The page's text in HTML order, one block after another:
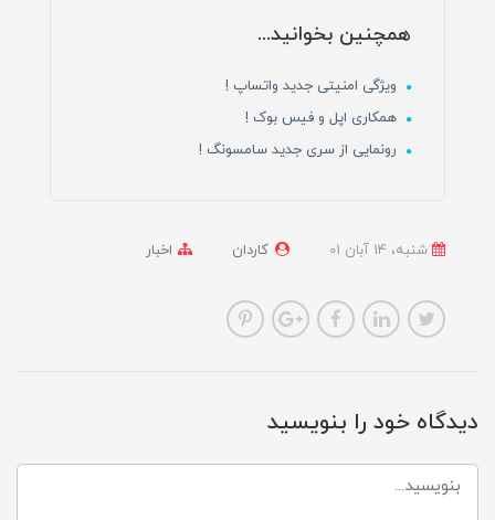
همچنین بخوانید...
ویژگی امنیتی جدید واتساپ !
همکاری اپل و فیس بوک !
رونمایی از سری جدید سامسونگ !
شنبه، 14 آبان 01 کاردان اخبار
دیدگاه خود را بنویسید